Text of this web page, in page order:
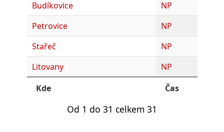
Budíkovice
NP
Petrovice
NP
Stařeč
NP
Litovany
NP
Kde
Čas
Od 1 do 31 celkem 31